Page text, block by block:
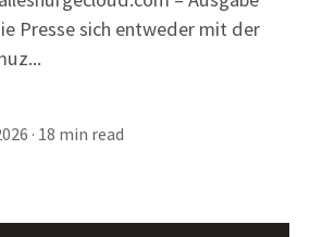
Presse sich entweder mit der
· 18 min read